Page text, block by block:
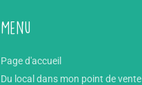
Menu
Page d'accueil
Du local dans mon point de vente